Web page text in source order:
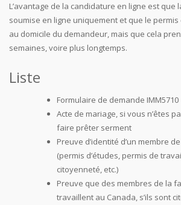
L’avantage de la candidature en ligne est que
soumise en ligne uniquement et que le
au domicile du demandeur, mais que cela
semaines, voire plus longtemps.
Liste
Formulaire de demande IMM5710
Acte de mariage, si vous n’êtes
faire prêter serment
Preuve d’identité d’un membre
(permis d’études, permis de
citoyenneté, etc.)
Preuve que des membres de la
travaillent au Canada, s’ils sont